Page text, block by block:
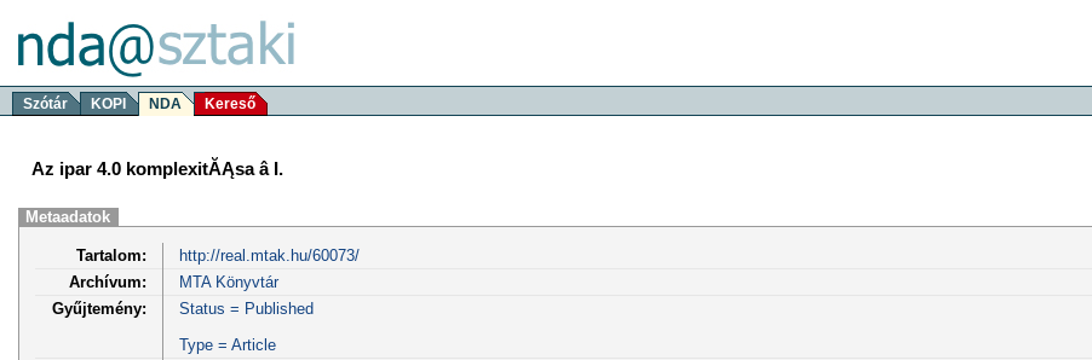
Szótár KOPI NDA Kereső
Az ipar 4.0 komplexitĂĄsa â I.
Metaadatok
Tartalom:
http://real.mtak.hu/60073/
Archívum:
MTA Könyvtár
Gyűjtemény:
Status = Published
Type = Article